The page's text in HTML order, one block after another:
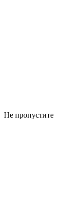
Не пропустите